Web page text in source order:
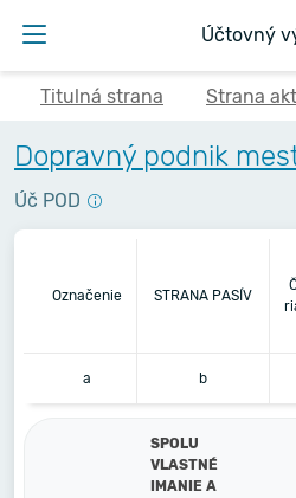
Účtovný
Titulná strana Strana
Dopravný podnik
Úč POD
Označenie STRANA PASÍV
a b
SPOLU
VLASTNÉ
IMANIE A